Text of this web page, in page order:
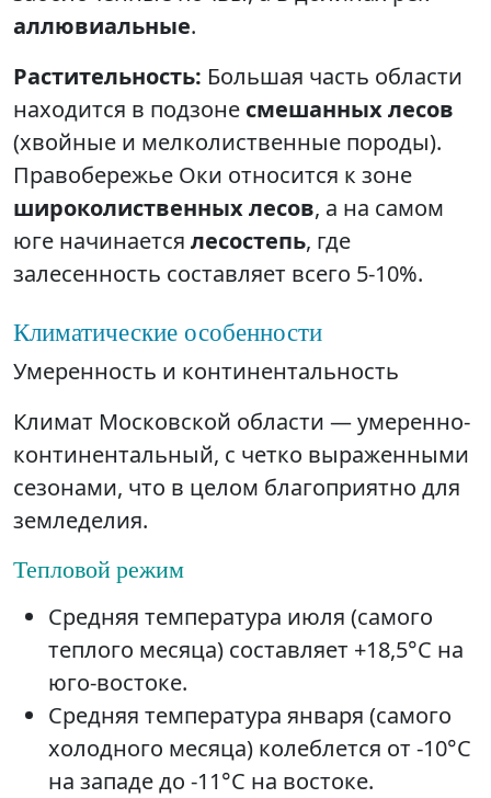
аллювиальные.
Растительность: Большая часть области
находится в подзоне смешанных лесов
(хвойные и мелколиственные породы).
Правобережье Оки относится к зоне
широколиственных лесов, а на самом
юге начинается лесостепь, где
залесенность составляет всего 5-10%.
Климатические особенности
Умеренность и континентальность
Климат Московской области — умеренно-
континентальный, с четко выраженными
сезонами, что в целом благоприятно для
земледелия.
Тепловой режим
Средняя температура июля (самого
теплого месяца) составляет +18,5°C на
юго-востоке.
Средняя температура января (самого
холодного месяца) колеблется от -10°C
на западе до -11°C на востоке.